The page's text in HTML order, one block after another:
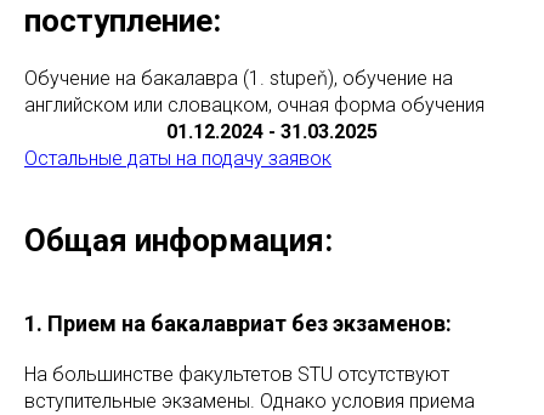
поступление:
Обучение на бакалавра (1. stupeň), обучение на
английском или словацком, очная форма обучения
01.12.2024 - 31.03.2025
Остальные даты на подачу заявок
Общая информация:
1. Прием на бакалавриат без экзаменов:
На большинстве факультетов STU отсутствуют
вступительные экзамены. Однако условия приема